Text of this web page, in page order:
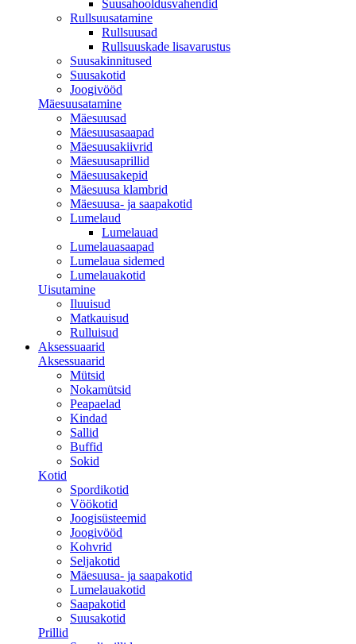
Suusahooldusvahendid
Rullsuusatamine
Rullsuusad
Rullsuuskade lisavarustus
Suusakinnitused
Suusakotid
Joogivööd
Mäesuusatamine
Mäesuusad
Mäesuusasaapad
Mäesuusakiivrid
Mäesuusaprillid
Mäesuusakepid
Mäesuusa klambrid
Mäesuusa- ja saapakotid
Lumelaud
Lumelauad
Lumelauasaapad
Lumelaua sidemed
Lumelauakotid
Uisutamine
Iluuisud
Matkauisud
Rulluisud
Aksessuaarid
Aksessuaarid
Mütsid
Nokamütsid
Peapaelad
Kindad
Sallid
Buffid
Sokid
Kotid
Spordikotid
Vöökotid
Joogisüsteemid
Joogivööd
Kohvrid
Seljakotid
Mäesuusa- ja saapakotid
Lumelauakotid
Saapakotid
Suusakotid
Prillid